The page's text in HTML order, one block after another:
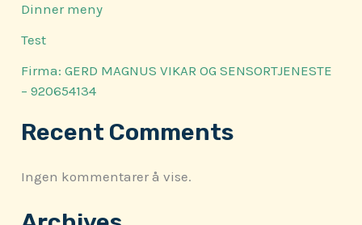
Dinner meny
Test
Firma: GERD MAGNUS VIKAR OG SENSORTJENESTE
– 920654134
Recent Comments
Ingen kommentarer å vise.